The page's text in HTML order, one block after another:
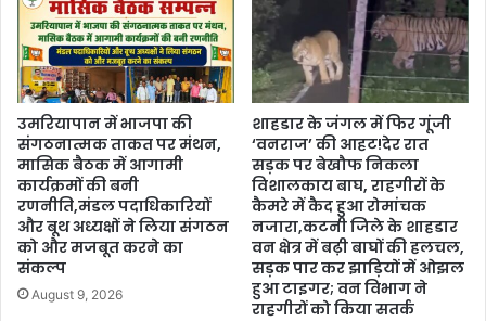
उमरियापान में भाजपा की
संगठनात्मक ताकत पर मंथन,
मासिक बैठक में आगामी
कार्यक्रमों की बनी
रणनीति,मंडल पदाधिकारियों
और बूथ अध्यक्षों ने लिया संगठन
को और मजबूत करने का
संकल्प
August 9, 2026
शाहडार के जंगल में फिर गूंजी
‘वनराज’ की आहट!देर रात
सड़क पर बेखौफ निकला
विशालकाय बाघ, राहगीरों के
कैमरे में कैद हुआ रोमांचक
नजारा,कटनी जिले के शाहडार
वन क्षेत्र में बढ़ी बाघों की हलचल,
सड़क पार कर झाड़ियों में ओझल
हुआ टाइगर; वन विभाग ने
राहगीरों को किया सतर्क